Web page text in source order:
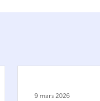
9 mars 2026